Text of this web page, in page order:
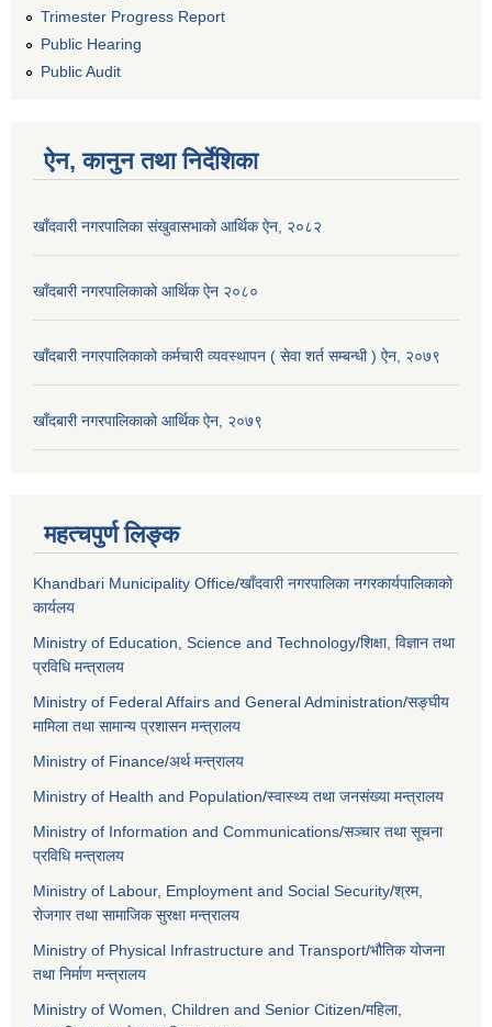
Trimester Progress Report
Public Hearing
Public Audit
ऐन, कानुन तथा निर्देशिका
खाँदवारी नगरपालिका संखुवासभाको आर्थिक ऐन, २०८२
खाँदबारी नगरपालिकाको आर्थिक ऐन २०८०
खाँदबारी नगरपालिकाको कर्मचारी व्यवस्थापन ( सेवा शर्त सम्बन्धी ) ऐन, २०७९
खाँदबारी नगरपालिकाको आर्थिक ऐन, २०७९
महत्चपुर्ण लिङ्क
Khandbari Municipality Office/खाँदवारी नगरपालिका नगरकार्यपालिकाको
कार्यलय
Ministry of Education, Science and Technology/शिक्षा, विज्ञान तथा
प्रविधि मन्त्रालय
Ministry of Federal Affairs and General Administration/सङ्घीय
मामिला तथा सामान्य प्रशासन मन्त्रालय
Ministry of Finance/अर्थ मन्त्रालय
Ministry of Health and Population/स्वास्थ्य तथा जनसंख्या मन्त्रालय
Ministry of Information and Communications/सञ्चार तथा सूचना
प्रविधि मन्त्रालय
Ministry of Labour, Employment and Social Security/श्रम,
रोजगार तथा सामाजिक सुरक्षा मन्त्रालय
Ministry of Physical Infrastructure and Transport/भौतिक योजना
तथा निर्माण मन्त्रालय
Ministry of Women, Children and Senior Citizen/महिला,